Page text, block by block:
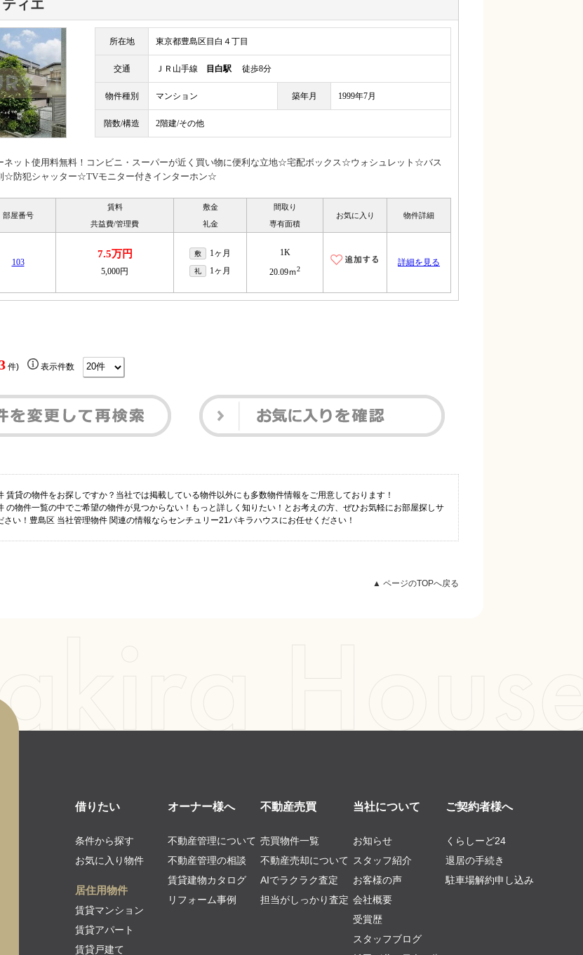
ィエ
所在地 東京都豊島区目白４丁目
交通 ＪＲ山手線 目白駅 徒歩8分
物件種別 マンション 築年月 1999年7月
階数/構造 2階建/その他
ネット使用料無料！コンビニ・スーパーが近く買い物に便利な立地☆宅配ボックス☆ウォシュレット☆バス
☆防犯シャッター☆TVモニター付きインターホン☆
部屋番号
賃料
共益費/管理費
敷金
礼金
間取り
専有面積
お気に入り 物件詳細
103
7.5万円
5,000円
敷 1ヶ月
礼 1ヶ月
1K
20.09ｍ2
詳細を見る
件) 表示件数
賃貸の物件をお探しですか？当社では掲載している物件以外にも多数物件情報をご用意しております！
の物件一覧の中でご希望の物件が見つからない！もっと詳しく知りたい！とお考えの方、ぜひお気軽にお部屋探しサ
さい！豊島区 当社管理物件 関連の情報ならセンチュリー21パキラハウスにお任せください！
▲ ページのTOPへ戻る
借りたい
条件から探す
お気に入り物件
居住用物件
賃貸マンション
賃貸アパート
賃貸戸建て
オーナー様へ
不動産管理について
不動産管理の相談
賃貸建物カタログ
リフォーム事例
不動産売買
売買物件一覧
不動産売却について
AIでラクラク査定
担当がしっかり査定
当社について
お知らせ
スタッフ紹介
お客様の声
会社概要
受賞歴
スタッフブログ
ご契約者様へ
くらしーど24
退居の手続き
駐車場解約申し込み